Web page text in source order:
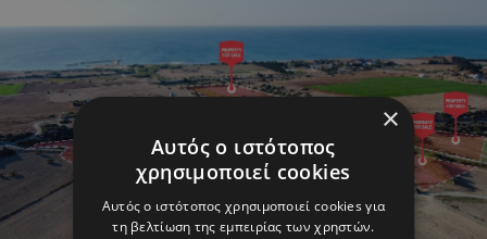
×
Αυτός ο ιστότοπος
χρησιμοποιεί cookies
Αυτός ο ιστότοπος χρησιμοποιεί cookies για
τη βελτίωση της εμπειρίας των χρηστών.